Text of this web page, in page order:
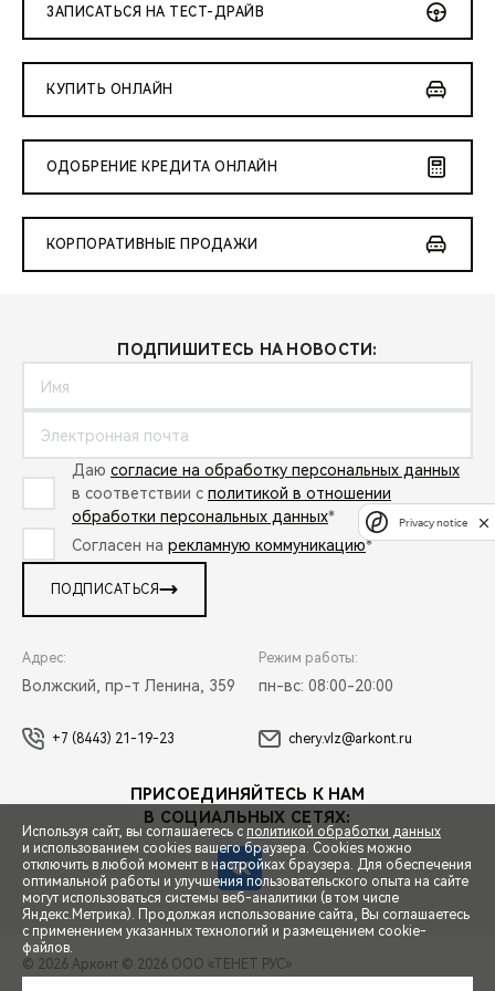
СПЕЦПРЕДЛОЖЕНИЯ
ЗАПИСЬ НА ТЕСТ-ДРАЙВ
ЗАПИСАТЬСЯ НА ТЕСТ-ДРАЙВ
КУПИТЬ ОНЛАЙН
ОДОБРЕНИЕ КРЕДИТА ОНЛАЙН
КОРПОРАТИВНЫЕ ПРОДАЖИ
ПОДПИШИТЕСЬ НА НОВОСТИ:
Даю согласие на обработку персональных данных
в соответствии с политикой в отношении
обработки персональных данных*
Согласен на рекламную коммуникацию*
ПОДПИСАТЬСЯ
Адрес:
Волжский, пр-т Ленина, 359
Режим работы:
пн-вс: 08:00-20:00
+7 (8443) 21-19-23 chery.vlz@arkont.ru
ПРИСОЕДИНЯЙТЕСЬ К НАМ
В СОЦИАЛЬНЫХ СЕТЯХ:
© 2026 Арконт © 2026 ООО «ТЕНЕТ РУС»
Используя сайт, вы соглашаетесь с политикой обработки данных
и использованием cookies вашего браузера. Cookies можно
отключить в любой момент в настройках браузера. Для обеспечения
оптимальной работы и улучшения пользовательского опыта на сайте
могут использоваться системы веб-аналитики (в том числе
Яндекс.Метрика). Продолжая использование сайта, Вы соглашаетесь
с применением указанных технологий и размещением cookie-
файлов.
Privacy notice